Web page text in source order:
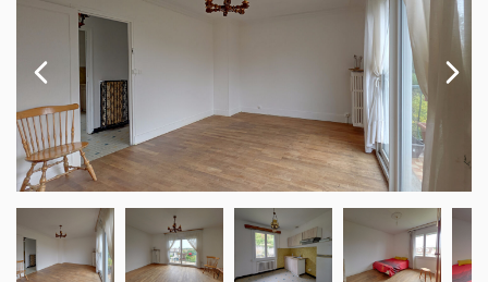
Vendre
L'agence
Nous contacter
F